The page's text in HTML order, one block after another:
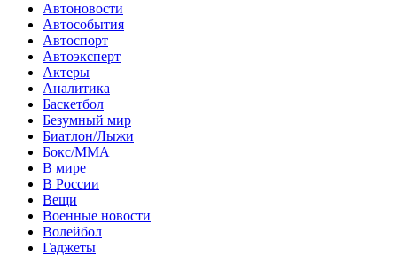
Автоновости
Автособытия
Автоспорт
Автоэксперт
Актеры
Аналитика
Баскетбол
Безумный мир
Биатлон/Лыжи
Бокс/MMA
В мире
В России
Вещи
Военные новости
Волейбол
Гаджеты